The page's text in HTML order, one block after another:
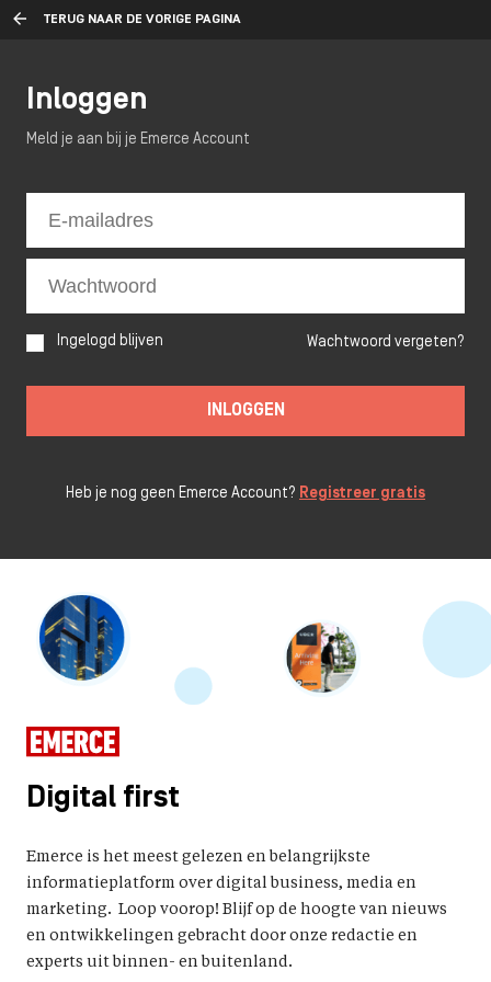
TERUG NAAR DE VORIGE PAGINA
Digital first
Emerce is het meest gelezen en belangrijkste
informatieplatform over digital business, media en
marketing. Loop voorop! Blijf op de hoogte van nieuws
en ontwikkelingen gebracht door onze redactie en
experts uit binnen- en buitenland.
Inloggen
Meld je aan bij je Emerce Account
Ingelogd blijven Wachtwoord vergeten?
INLOGGEN
Heb je nog geen Emerce Account? Registreer gratis